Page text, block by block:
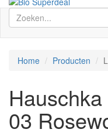
Home Producten
03